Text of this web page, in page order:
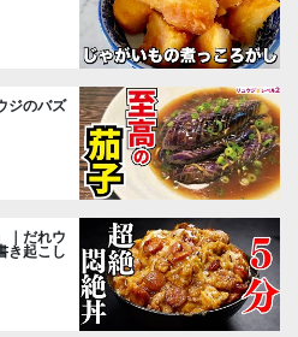
ジのバズ
｜だれウ
き起こし